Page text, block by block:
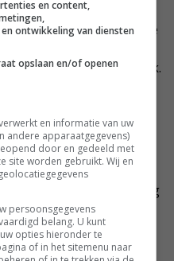
Heineken en Aviko die
hebben voorkeur voor
onze systematiek.
elk geval voor extra
van Veldleeuwerik?
afnemende
is daarom een krachtig
die we treffen. Wel moet
dat wij iets
Maar zeker in
en content,
ontwikkeling van diensten
opslaan en/of openen
en informatie van uw
andere apparaatgegevens)
door en gedeeld met
site worden gebruikt. Wij en
persoonsgegevens
belang. U kunt
opties hieronder te
of in het sitemenu naar